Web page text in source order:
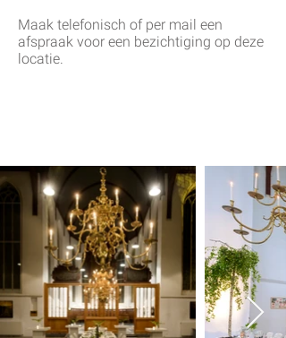
Maak telefonisch of per mail een
afspraak voor een bezichtiging op deze
locatie.